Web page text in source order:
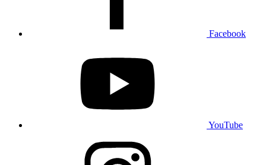
Facebook
YouTube